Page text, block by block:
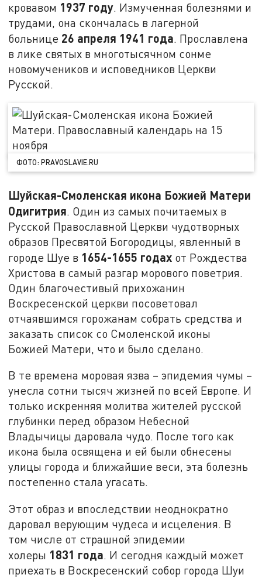
кровавом 1937 году . Измученная болезнями и
трудами, она скончалась в лагерной
больнице 26 апреля 1941 года . Прославлена
в лике святых в многотысячном сонме
новомучеников и исповедников Церкви
Русской.
ФОТО: PRAVOSLAVIE.RU
Шуйская-Смоленская икона Божией Матери
Одигитрия. Один из самых почитаемых в
Русской Православной Церкви чудотворных
образов Пресвятой Богородицы, явленный в
городе Шуе в 1654-1655 годах от Рождества
Христова в самый разгар морового поветрия.
Один благочестивый прихожанин
Воскресенской церкви посоветовал
отчаявшимся горожанам собрать средства и
заказать список со Смоленской иконы
Божией Матери, что и было сделано.
В те времена моровая язва – эпидемия чумы –
унесла сотни тысяч жизней по всей Европе. И
только искренняя молитва жителей русской
глубинки перед образом Небесной
Владычицы даровала чудо. После того как
икона была освящена и ей были обнесены
улицы города и ближайшие веси, эта болезнь
постепенно стала угасать.
Этот образ и впоследствии неоднократно
даровал верующим чудеса и исцеления. В
том числе от страшной эпидемии
холеры 1831 года. И сегодня каждый может
приехать в Воскресенский собор города Шуи